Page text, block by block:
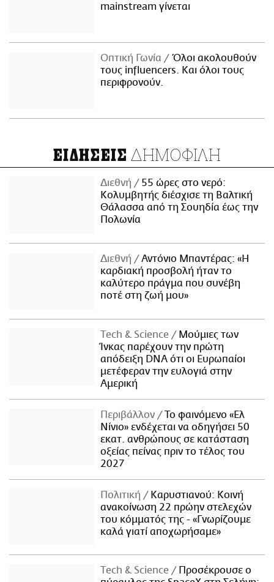
mainstream γίνεται
Οπτική Γωνία
Όλοι ακολουθούν
τους influencers. Και όλοι τους
περιφρονούν.
ΕΙΔΗΣΕΙΣ ΔΗΜΟΦΙΛΗ
Διεθνή
55 ώρες στο νερό:
Κολυμβητής διέσχισε τη Βαλτική
Θάλασσα από τη Σουηδία έως την
Πολωνία
Διεθνή
Αντόνιο Μπαντέρας: «Η
καρδιακή προσβολή ήταν το
καλύτερο πράγμα που συνέβη
ποτέ στη ζωή μου»
Τech & Science
Μούμιες των
Ίνκας παρέχουν την πρώτη
απόδειξη DNA ότι οι Ευρωπαίοι
μετέφεραν την ευλογιά στην
Αμερική
Περιβάλλον
Το φαινόμενο «Ελ
Νίνιο» ενδέχεται να οδηγήσει 50
εκατ. ανθρώπους σε κατάσταση
οξείας πείνας πριν το τέλος του
2027
Πολιτική
Καρυστιανού: Κοινή
ανακοίνωση 22 πρώην στελεχών
του κόμματός της - «Γνωρίζουμε
καλά γιατί αποχωρήσαμε»
Τech & Science
Προσέκρουσε ο